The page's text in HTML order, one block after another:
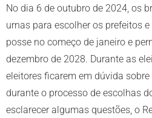
No dia 6 de outubro de 2024, os
urnas para escolher os prefeitos
posse no começo de janeiro e
dezembro de 2028. Durante as
eleitores ficarem em dúvida
durante o processo de escolhas
esclarecer algumas questões, o